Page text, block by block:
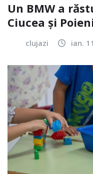
Un BMW a
Ciucea și
clujazi ian.